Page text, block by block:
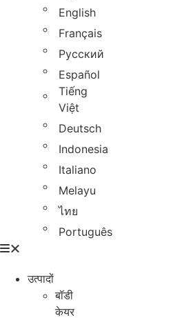
English
Français
Русский
Español
Tiếng
Việt
Deutsch
Indonesia
Italiano
Melayu
ไทย
Português
उत्पादों
बॉडी
केयर